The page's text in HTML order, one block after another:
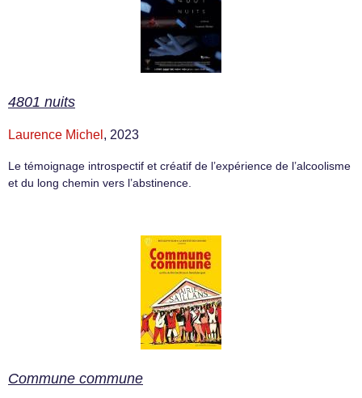
4801 nuits
Laurence Michel , 2023
Le témoignage introspectif et créatif de l’expérience de l’alcoolisme
et du long chemin vers l’abstinence.
Commune commune